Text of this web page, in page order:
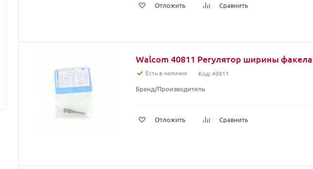
Отложить Сравнить
Walcom 40811 Регулятор ширины факела
Есть в наличии Код: 40811
Бренд/Производитель
Отложить Сравнить